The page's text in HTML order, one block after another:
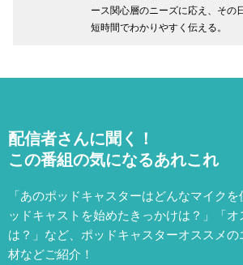
ース関心層のニーズに応え、その
短時間でわかりやすく伝える。
配信者さんに聞く！
この番組の気になるあれこれ
「あのポッドキャスターはどんなマイク
ッドキャストを始めたきっかけは？」「オ
は？」など、 ポッドキャスターオススメ
材などご紹介！